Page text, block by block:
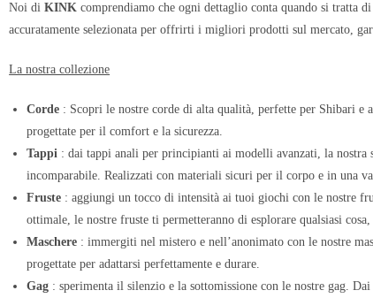
Noi diKINK comprendiamo che ogni dettaglio conta quando si tratta
accuratamente selezionata per offrirti i migliori prodotti sul mercato,
La nostra collezione
Corde : Scopri le nostre corde di alta qualità, perfette per Shibari
progettate per il comfort e la sicurezza.
Tappi : dai tappi anali per principianti ai modelli avanzati, la nostra
incomparabile. Realizzati con materiali sicuri per il corpo e in una
Fruste : aggiungi un tocco di intensità ai tuoi giochi con le nostre
ottimale, le nostre fruste ti permetteranno di esplorare qualsiasi
Maschere : immergiti nel mistero e nell’anonimato con le nostre
progettate per adattarsi perfettamente e durare.
Gag : sperimenta il silenzio e la sottomissione con le nostre gag.